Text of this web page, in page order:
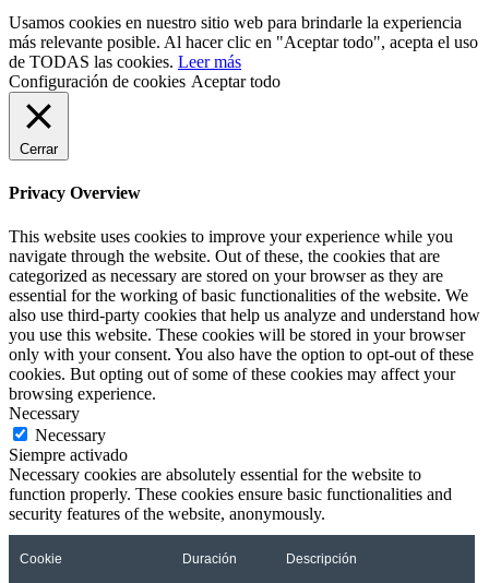
Usamos cookies en nuestro sitio web para brindarle la experiencia
más relevante posible. Al hacer clic en "Aceptar todo", acepta el uso
de TODAS las cookies. Leer más
Configuración de cookies Aceptar todo
Cerrar
Privacy Overview
This website uses cookies to improve your experience while you
navigate through the website. Out of these, the cookies that are
categorized as necessary are stored on your browser as they are
essential for the working of basic functionalities of the website. We
also use third-party cookies that help us analyze and understand how
you use this website. These cookies will be stored in your browser
only with your consent. You also have the option to opt-out of these
cookies. But opting out of some of these cookies may affect your
browsing experience.
Necessary
Necessary
Siempre activado
Necessary cookies are absolutely essential for the website to
function properly. These cookies ensure basic functionalities and
security features of the website, anonymously.
Cookie Duración Descripción